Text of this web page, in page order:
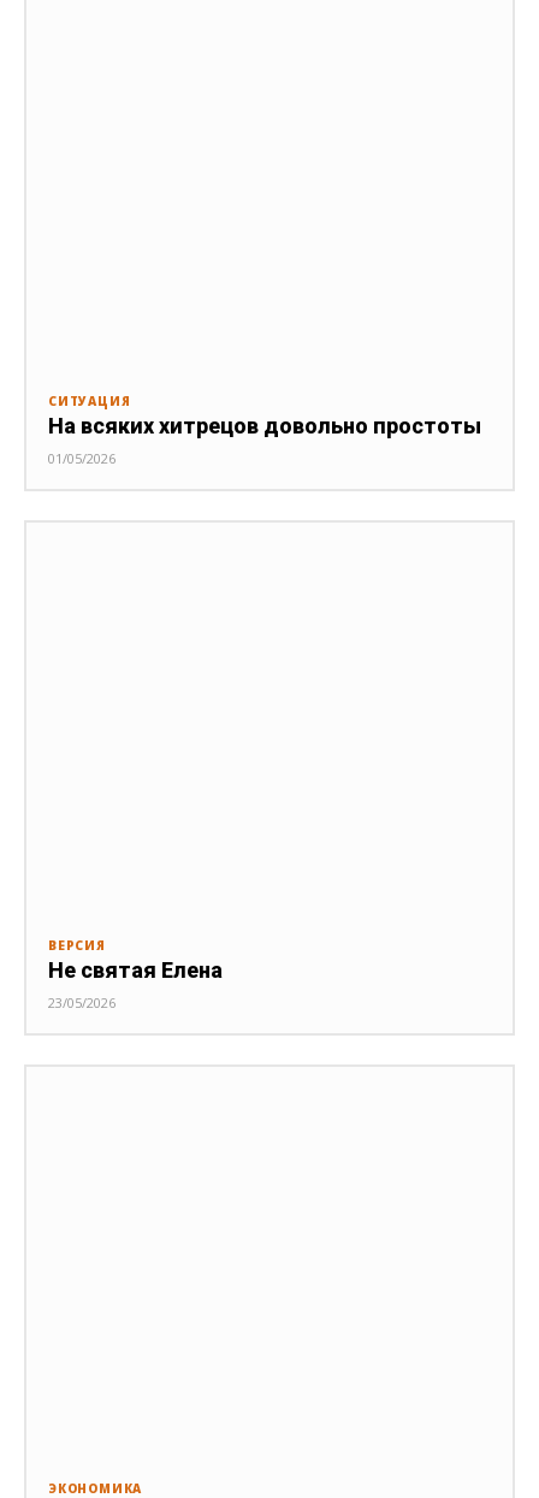
СИТУАЦИЯ
На всяких хитрецов довольно простоты
01/05/2026
ВЕРСИЯ
Не святая Елена
23/05/2026
ЭКОНОМИКА